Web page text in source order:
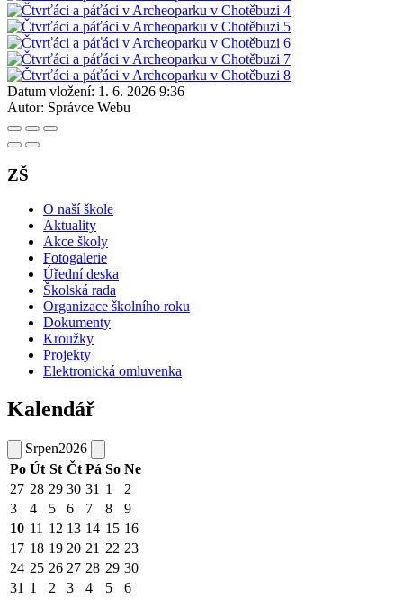
Datum vložení: 1. 6. 2026 9:36
Autor: Správce Webu
ZŠ
O naší škole
Aktuality
Akce školy
Fotogalerie
Úřední deska
Školská rada
Organizace školního roku
Dokumenty
Kroužky
Projekty
Elektronická omluvenka
Kalendář
Srpen2026
Po Út St Čt Pá So Ne
27 28 29 30 31 1
2
3
4 5 6 7 8
9
10 11 12 13 14 15 16
17 18 19 20 21 22 23
24 25 26 27 28 29 30
31 1 2 3 4 5 6